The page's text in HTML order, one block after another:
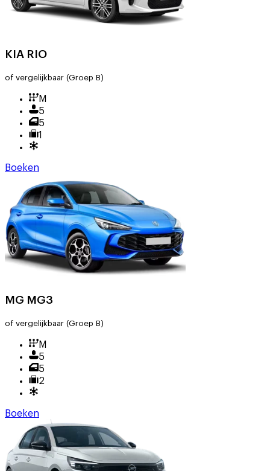
KIA RIO
of vergelijkbaar (Groep B)
M
5
5
1
Boeken
MG MG3
of vergelijkbaar (Groep B)
M
5
5
2
Boeken